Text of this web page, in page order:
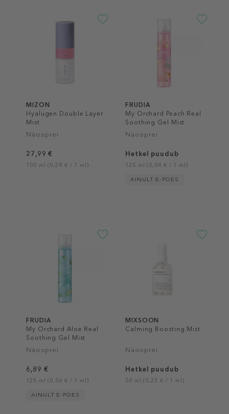
MIZON
Hyalugen Double Layer
Mist
Näosprei
27,99 €
100 ml (0,28 € / 1 ml)
FRUDIA
My Orchard Peach Real
Soothing Gel Mist
Näosprei
Hetkel puudub
125 ml (0,04 € / 1 ml)
AINULT E-POES
FRUDIA
My Orchard Aloe Real
Soothing Gel Mist
Näosprei
6,89 €
125 ml (0,06 € / 1 ml)
AINULT E-POES
MIXSOON
Calming Boosting Mist
Näosprei
Hetkel puudub
50 ml (0,23 € / 1 ml)